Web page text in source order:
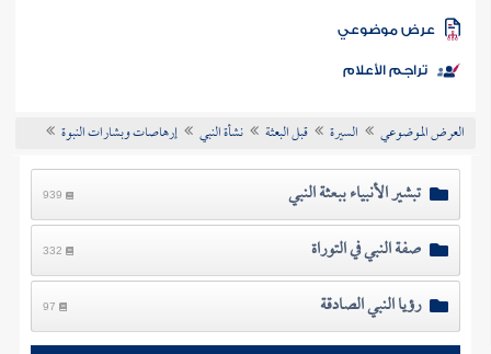
الكتب
موضوعي
تراجم الأعلام
العرض الموضوعي السيرة قبل البعثة نشأة النبي إرهاصات وبشارات النبوة
تبشير الأنبياء ببعثة النبي 939
صفة النبي في التوراة 332
رؤيا النبي الصادقة 97